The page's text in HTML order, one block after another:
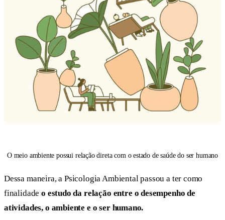
O meio ambiente possui relação direta com o estado de saúde do ser humano
Dessa maneira, a Psicologia Ambiental passou a ter como
finalidadeo estudo da relação entre o desempenho de
atividades, o ambiente e o ser humano.